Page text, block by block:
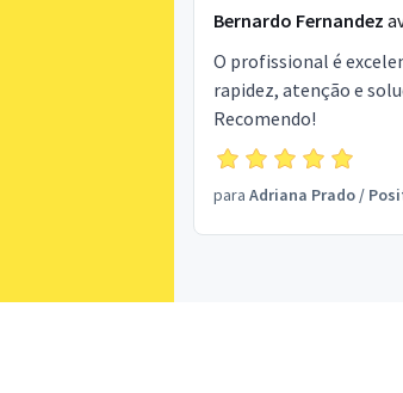
Bernardo Fernandez
O profissional é
rapidez, atenção e
Recomendo!
para Adriana Prado/